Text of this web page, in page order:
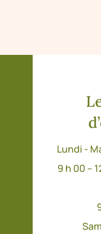
Lundi -
9 h 00 –